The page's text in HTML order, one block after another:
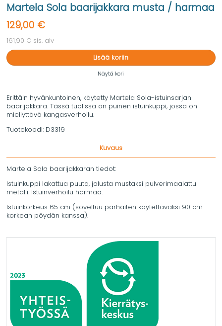
Martela Sola baarijakkara musta / harmaa
129,00 €
161,90 € sis. alv
Lisää koriin
Näytä kori
Erittäin hyvänkuntoinen, käytetty Martela Sola-istuinsarjan
baarijakkara. Tässä tuolissa on puinen istuinkuppi, jossa on
miellyttävä kangasverhoilu.
Tuotekoodi: D3319
Kuvaus
Martela Sola baarijakkaran tiedot:
Istuinkuppi lakattua puuta, jalusta mustaksi pulverimaalattu
metalli. Istuinverhoilu harmaa.
Istuinkorkeus 65 cm (soveltuu parhaiten käytettäväksi 90 cm
korkean pöydän kanssa).